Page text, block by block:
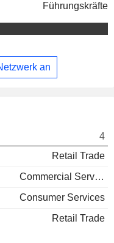
Führungskräfte
an
4
Retail Trade
Commercial Services
Consumer Services
Retail Trade